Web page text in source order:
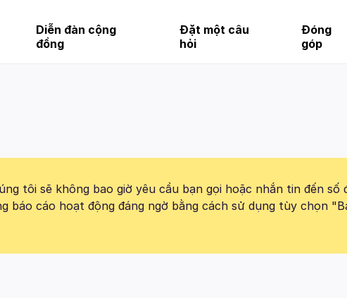
Diễn đàn cộng
đồng
Đặt một câu
hỏi
Đóng
góp
tôi sẽ không bao giờ yêu cầu bạn gọi hoặc nhắn tin đến số
báo cáo hoạt động đáng ngờ bằng cách sử dụng tùy chọn